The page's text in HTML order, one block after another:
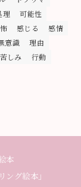
理
可能性
感じる
感情
意識
理由
苦しみ
行動
本
ング絵本」